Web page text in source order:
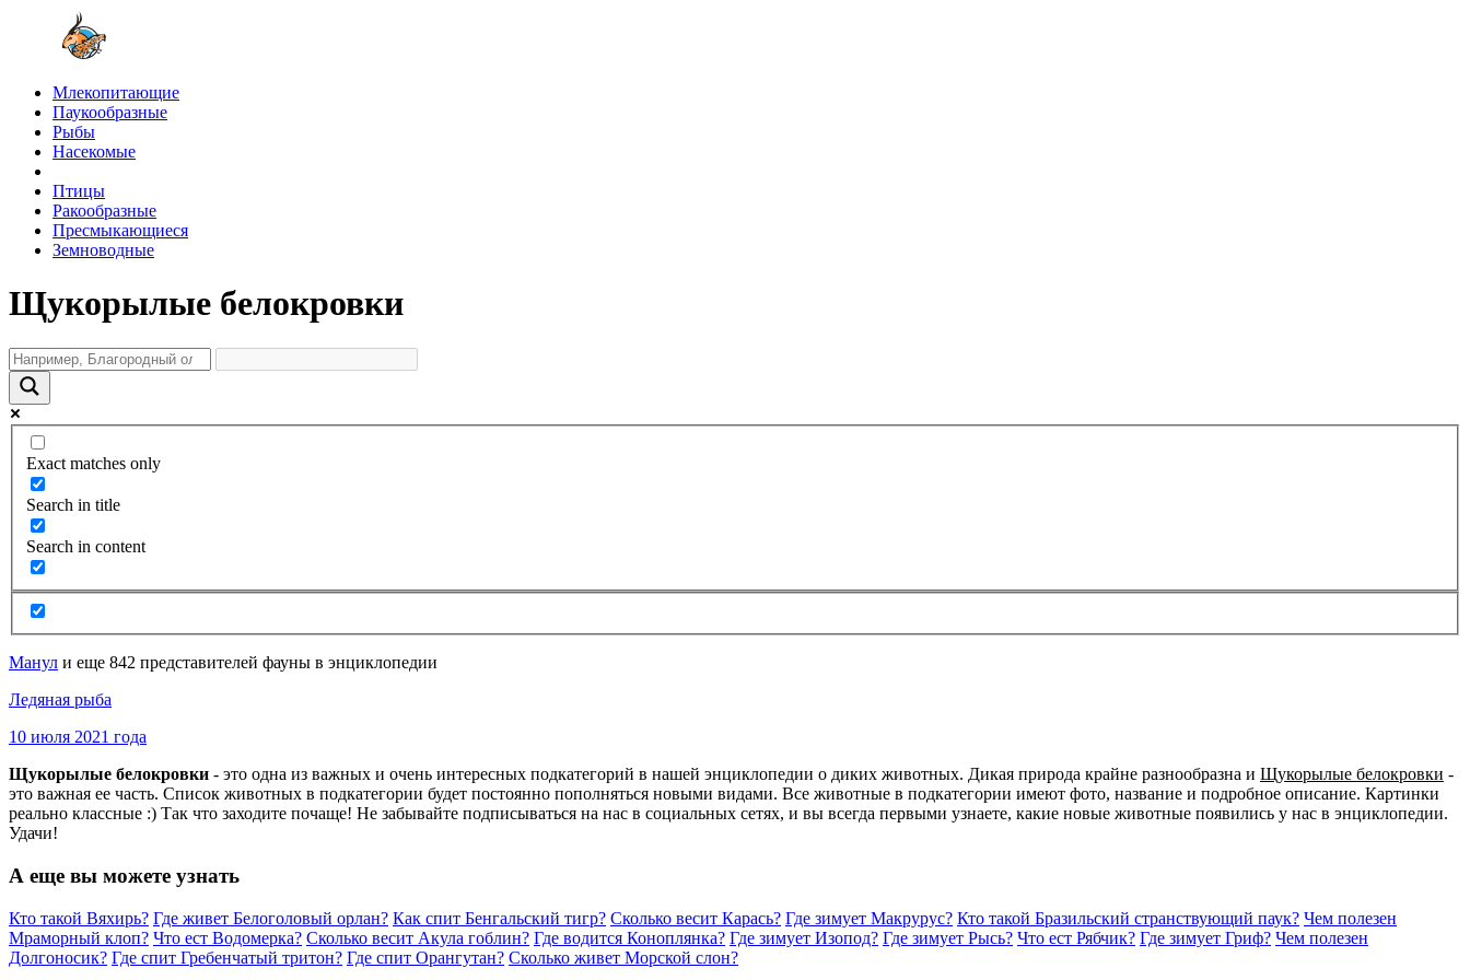
Млекопитающие
Паукообразные
Рыбы
Насекомые
Птицы
Ракообразные
Пресмыкающиеся
Земноводные
Щукорылые белокровки
Exact matches only
Search in title
Search in content
Манул и еще 842 представителей фауны в энциклопедии
Ледяная рыба
10 июля 2021 года
Щукорылые белокровки - это одна из важных и очень интересных подкатегорий в нашей энциклопедии о диких животных. Дикая природа крайне разнообразна и Щукорылые белокровки -
это важная ее часть. Список животных в подкатегории будет постоянно пополняться новыми видами. Все животные в подкатегории имеют фото, название и подробное описание. Картинки
реально классные :) Так что заходите почаще! Не забывайте подписываться на нас в социальных сетях, и вы всегда первыми узнаете, какие новые животные появились у нас в энциклопедии.
Удачи!
А еще вы можете узнать
Кто такой Вяхирь? Где живет Белоголовый орлан? Как спит Бенгальский тигр? Сколько весит Карась? Где зимует Макрурус? Кто такой Бразильский странствующий паук? Чем полезен
Мраморный клоп? Что ест Водомерка? Сколько весит Акула гоблин? Где водится Коноплянка? Где зимует Изопод? Где зимует Рысь? Что ест Рябчик? Где зимует Гриф? Чем полезен
Долгоносик? Где спит Гребенчатый тритон? Где спит Орангутан? Сколько живет Морской слон?